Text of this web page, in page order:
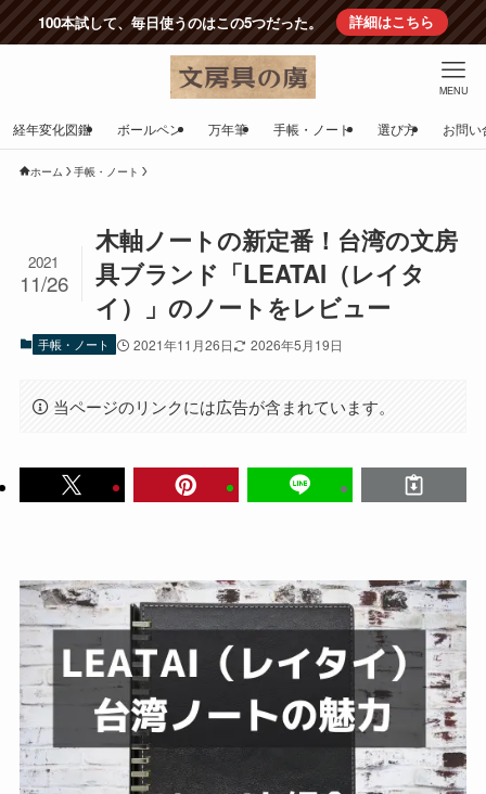
100本試して、毎日使うのはこの5つだった。 詳細はこちら
MENU
経年変化図鑑 ボールペン 万年筆 手帳・ノート 選び方 お問い
ホーム 手帳・ノート
木軸ノートの新定番！台湾の文房
具ブランド「LEATAI（レイタ
イ）」のノートをレビュー
2021
11/26
手帳・ノート 2021年11月26日 2026年5月19日
当ページのリンクには広告が含まれています。